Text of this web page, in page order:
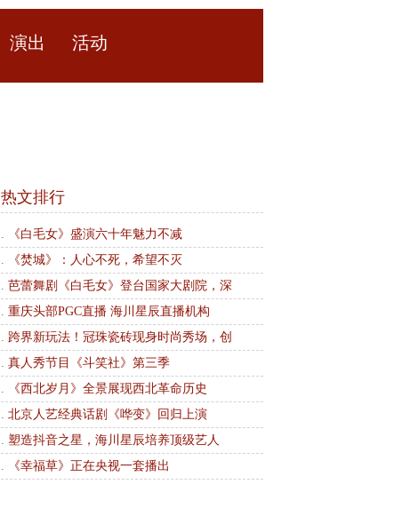
演出 活动
热文排行
.
《白毛女》盛演六十年魅力不减
.
《焚城》：人心不死，希望不灭
. 芭蕾舞剧《白毛女》登台国家大剧院，深
. 重庆头部PGC直播 海川星辰直播机构
. 跨界新玩法！冠珠瓷砖现身时尚秀场，创
. 真人秀节目《斗笑社》第三季
.
《西北岁月》全景展现西北革命历史
. 北京人艺经典话剧《哗变》回归上演
. 塑造抖音之星，海川星辰培养顶级艺人
.
《幸福草》正在央视一套播出